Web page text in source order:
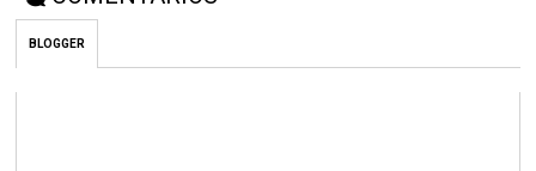
BLOGGER